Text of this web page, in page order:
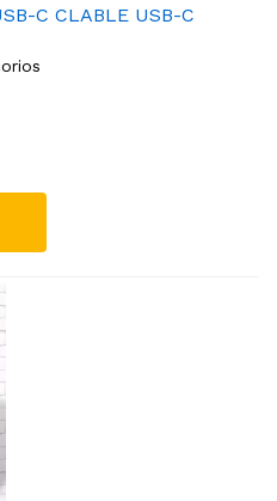
C CLABLE USB-C